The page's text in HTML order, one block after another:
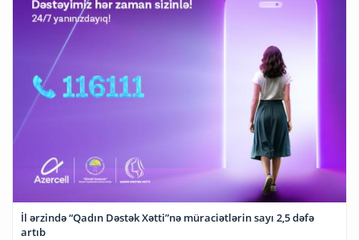
İl ərzində “Qadın Dəstək Xətti”nə müraciətlərin sayı 2,5 dəfə
artıb